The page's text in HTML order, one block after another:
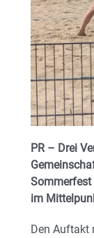
PR – Drei
Sommerfest
im
Den Auftakt